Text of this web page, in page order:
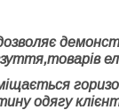
одягу